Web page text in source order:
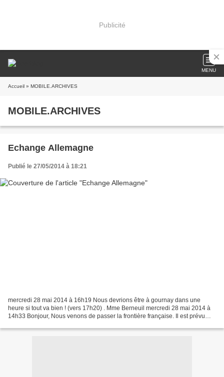
Publicité
MENU
Accueil » MOBILE.ARCHIVES
MOBILE.ARCHIVES
Echange Allemagne
Publié le 27/05/2014 à 18:21
mercredi 28 mai 2014 à 16h19 Nous devrions être à gournay dans une
heure si tout va bien ! (vers 17h20) . Mme Berneuil mercredi 28 mai 2014 à
14h33 Bonjour, Nous venons de passer la frontière française. Il est prévu